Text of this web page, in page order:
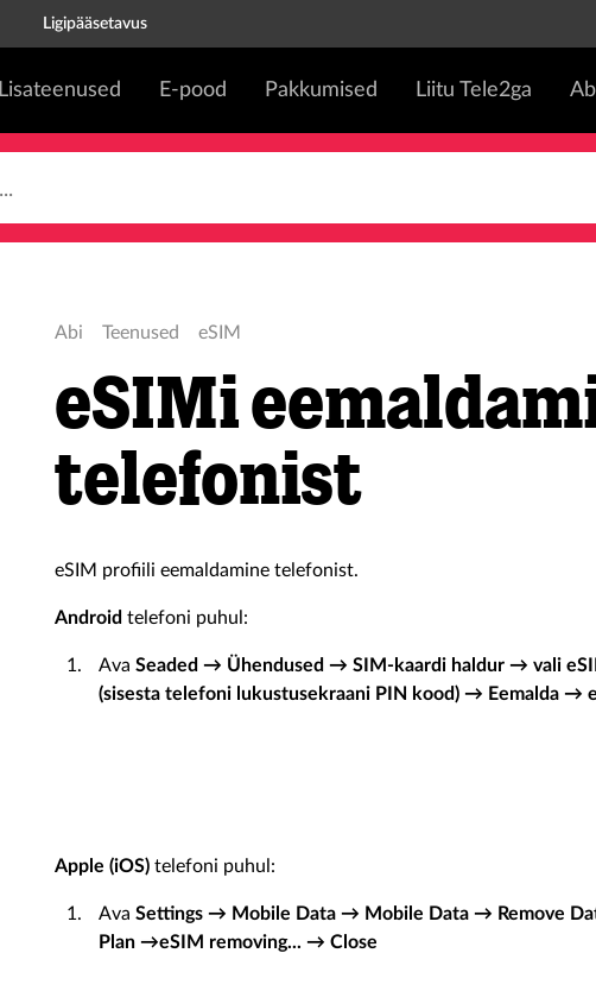
Ligipääsetavus
Lisateenused E-pood Pakkumised Liitu Tele2ga
Abi Teenused eSIM
eSIMi
telefonist
eSIM profiili eemaldamine telefonist.
Android telefoni puhul:
Ava Seaded → Ühendused → SIM-kaardi haldur → vali
(sisesta telefoni lukustusekraani PIN kood) → Eemalda →
Apple (iOS) telefoni puhul:
Ava Settings → Mobile Data → Mobile Data → Remove
Plan →eSIM removing... → Close